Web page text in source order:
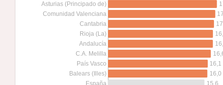
Balears (Illes)
País Vasco
C.A. Melilla
Andalucía
Rioja (La)
Cantabria
Comunidad Valenciana
Asturias (Principado de)
15,6
16,0
16,1